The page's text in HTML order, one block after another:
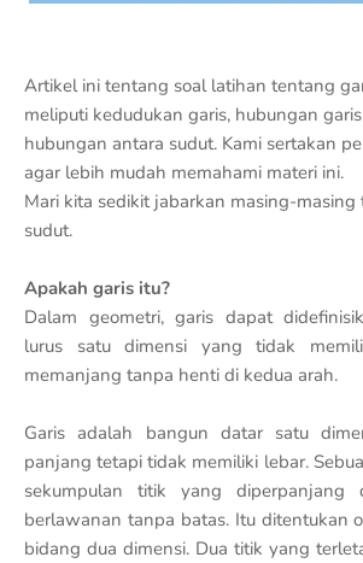
Artikel ini tentang soal latihan tentang
meliputi kedudukan garis, hubungan
hubungan antara sudut. Kami sertakan
agar lebih mudah memahami materi ini.
Mari kita sedikit jabarkan masing-
sudut.
Apakah garis itu?
Dalam geometri, garis dapat
lurus satu dimensi yang tidak
memanjang tanpa henti di kedua arah.
Garis adalah bangun datar satu
panjang tetapi tidak memiliki lebar.
sekumpulan titik yang diperpanjang
berlawanan tanpa batas. Itu ditentukan
bidang dua dimensi. Dua titik yang